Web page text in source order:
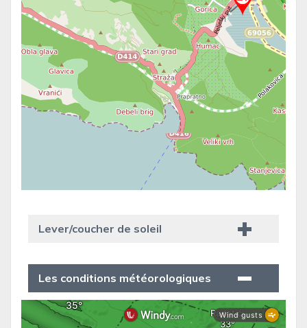
Lever/coucher de soleil
Les conditions météorologiques